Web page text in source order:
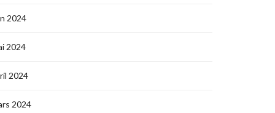
2024
2024
2024
2024